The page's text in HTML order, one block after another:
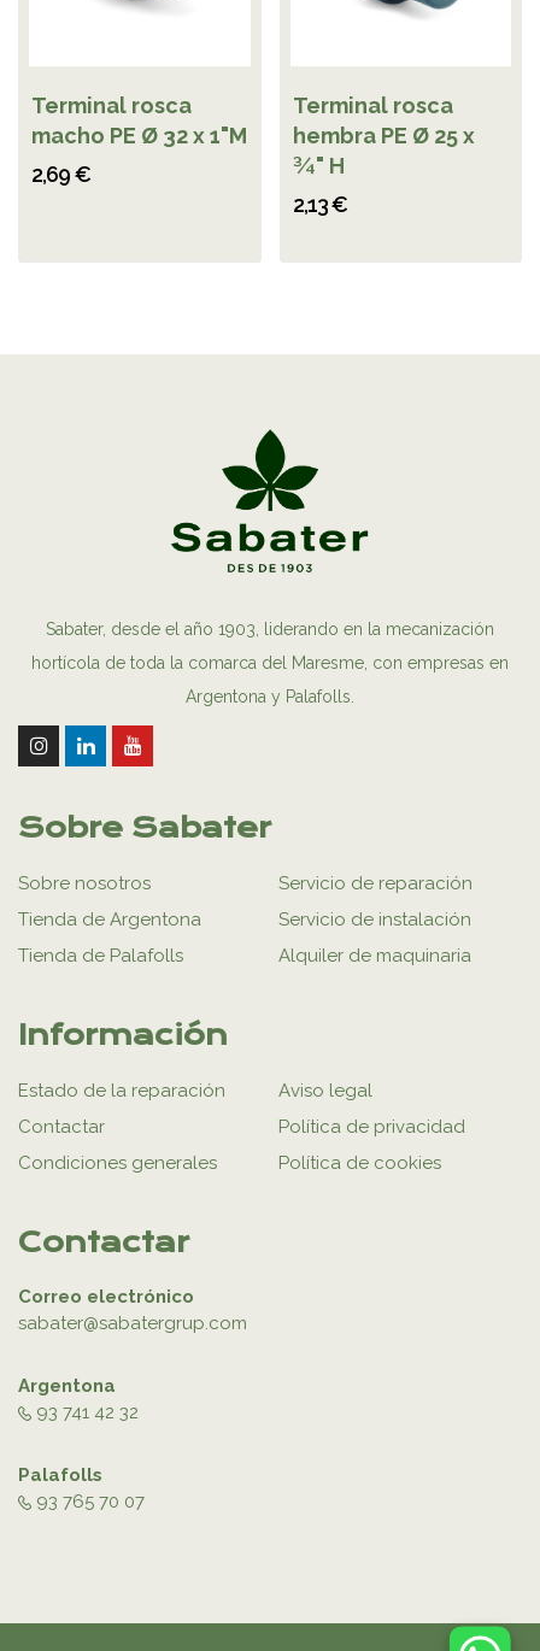
Terminal rosca
macho PE Ø 32 x 1"M
2,69 €
Terminal rosca
hembra PE Ø 25 x
¾" H
2,13 €
Sabater, desde el año 1903, liderando en la mecanización
hortícola de toda la comarca del Maresme, con empresas en
Argentona y Palafolls.
Sobre Sabater
Sobre nosotros
Tienda de Argentona
Tienda de Palafolls
Servicio de reparación
Servicio de instalación
Alquiler de maquinaria
Información
Estado de la reparación
Contactar
Condiciones generales
Aviso legal
Política de privacidad
Política de cookies
Contactar
Correo electrónico
sabater@sabatergrup.com
Argentona
93 741 42 32
Palafolls
93 765 70 07